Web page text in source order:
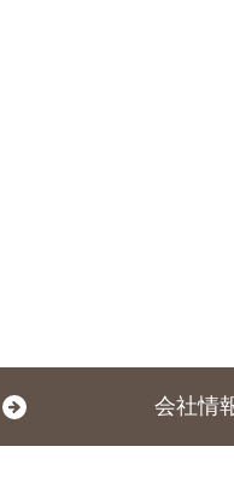
会社情